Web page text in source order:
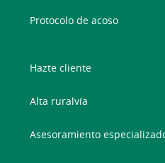
Protocolo de acoso
Hazte cliente
Alta ruralvía
Asesoramiento